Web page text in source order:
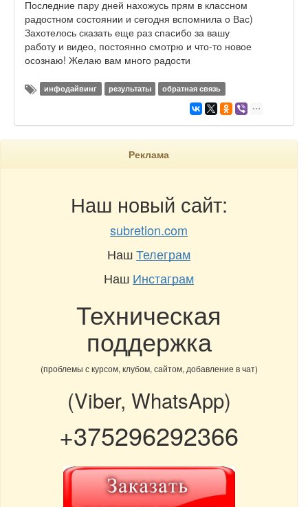
Последние пару дней нахожусь прям в классном
радостном состоянии и сегодня вспомнила о Вас)
Захотелось сказать еще раз спасибо за вашу
работу и видео, постоянно смотрю и что-то новое
осознаю! Желаю вам много радости
инфодайвинг результаты обратная связь
Реклама
Наш новый сайт:
subretion.com
НашТелеграм
Наш Инстаграм
Техническая
поддержка
(проблемы с курсом, клубом, сайтом, добавление в чат)
(Viber, WhatsApp)
+375296292366